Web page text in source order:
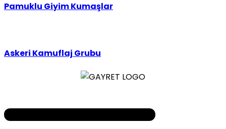
Pamuklu Giyim Kumaşlar
Askeri Kamuflaj Grubu